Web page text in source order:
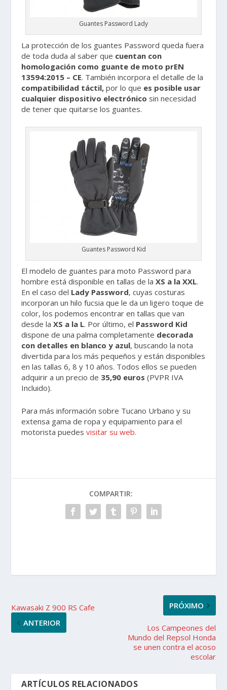
Guantes Password Lady
La protección de los guantes Password queda fuera
de toda duda al saber que cuentan con
homologación como guante de moto prEN
13594:2015 – CE. También incorpora el detalle de la
compatibilidad táctil, por lo que es posible usar
cualquier dispositivo electrónico sin necesidad
de tener que quitarse los guantes.
Guantes Password Kid
El modelo de guantes para moto Password para
hombre está disponible en tallas de laXS a la XXL.
En el caso del Lady Password, cuyas costuras
incorporan un hilo fucsia que le da un ligero toque de
color, los podemos encontrar en tallas que van
desde laXS a la L. Por último, el Password Kid
dispone de una palma completamente decorada
con detalles en blanco y azul, buscando la nota
divertida para los más pequeños y están disponibles
en las tallas 6, 8 y 10 años. Todos ellos se pueden
adquirir a un precio de 35,90 euros (PVPR IVA
Incluido).
Para más información sobre Tucano Urbano y su
extensa gama de ropa y equipamiento para el
motorista puedes visitar su web.
COMPARTIR:
Kawasaki Z 900 RS Cafe
ANTERIOR
PRÓXIMO
Los Campeones del
Mundo del Repsol Honda
se unen contra el acoso
escolar
ARTÍCULOS RELACIONADOS